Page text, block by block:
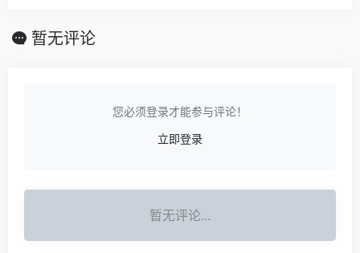
暂无评论
您必须登录才能参与评论！
立即登录
暂无评论...